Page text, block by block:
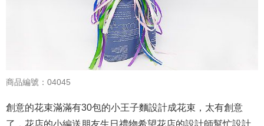
商品編號：04045
創意的花束滿滿有30包的小王子麵設計成花束，太有創意
了，花店的小編送朋友生日禮物希望花店的設計師幫忙設計